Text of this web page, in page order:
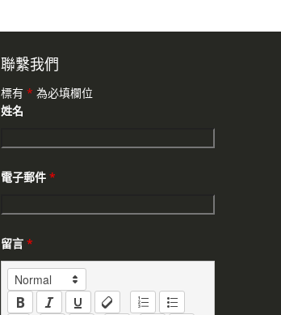
聯繫我們
標有 * 為必填欄位
姓名
電子郵件 *
留言 *